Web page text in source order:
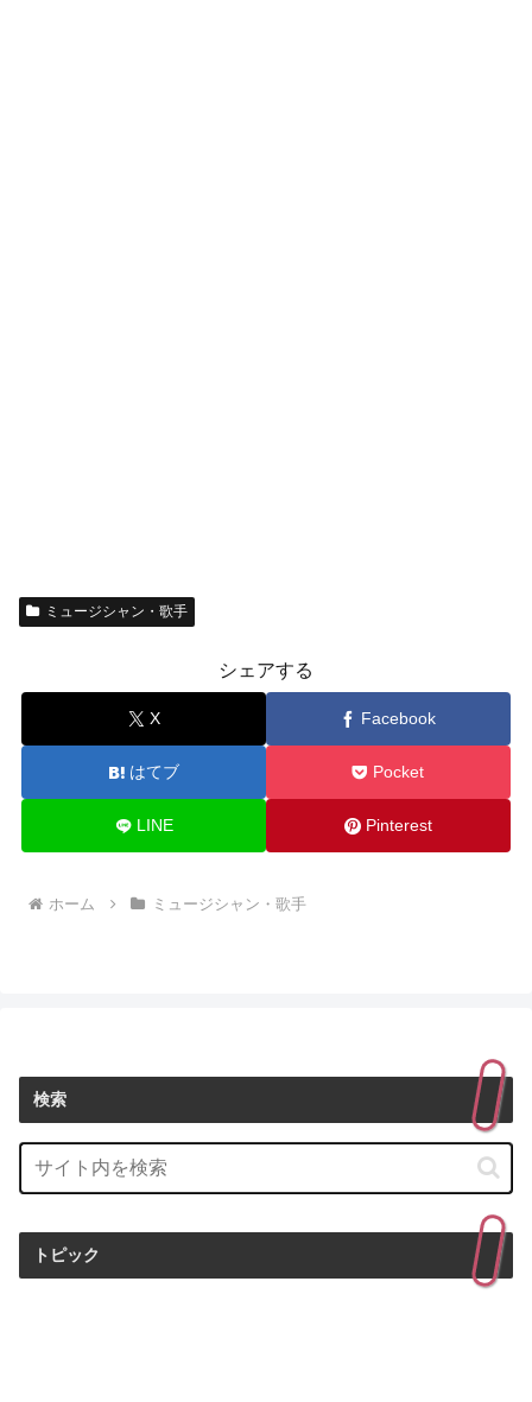
ミュージシャン・歌手
シェアする
X Facebook
はてブ Pocket
LINE Pinterest
ホーム ミュージシャン・歌手
検索
トピック